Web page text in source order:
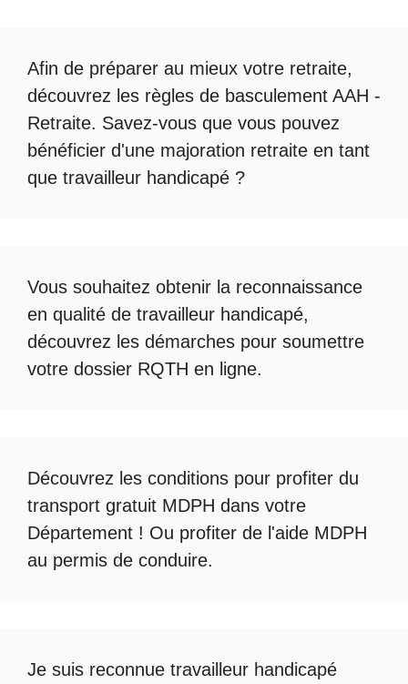
Afin de préparer au mieux votre retraite,
découvrez les règles de basculement AAH -
Retraite. Savez-vous que vous pouvez
bénéficier d'une majoration retraite en tant
que travailleur handicapé ?
Vous souhaitez obtenir la reconnaissance
en qualité de travailleur handicapé,
découvrez les démarches pour soumettre
votre dossier RQTH en ligne.
Découvrez les conditions pour profiter du
transport gratuit MDPH dans votre
Département ! Ou profiter de l'aide MDPH
au permis de conduire.
Je suis reconnue travailleur handicapé